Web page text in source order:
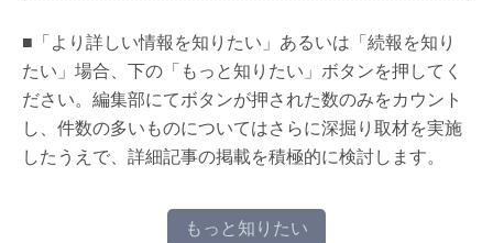
■「より詳しい情報を知りたい」あるいは「続報を知り
たい」場合、下の「もっと知りたい」ボタンを押してく
ださい。編集部にてボタンが押された数のみをカウント
し、件数の多いものについてはさらに深掘り取材を実施
したうえで、詳細記事の掲載を積極的に検討します。
もっと知りたい